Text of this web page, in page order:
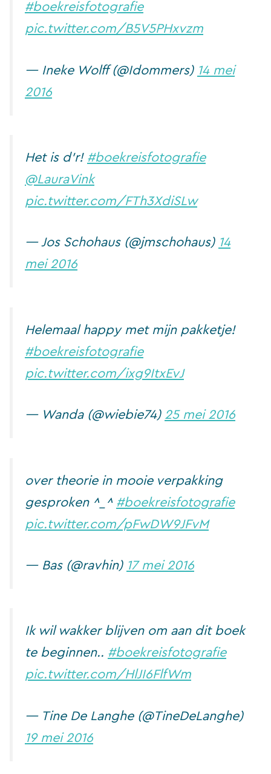
#boekreisfotografie
pic.twitter.com/B5V5PHxvzm
— Ineke Wolff (@Idommers) 14 mei
2016
Het is d’r! #boekreisfotografie
@LauraVink
pic.twitter.com/FTh3XdiSLw
— Jos Schohaus (@jmschohaus) 14
mei 2016
Helemaal happy met mijn pakketje!
#boekreisfotografie
pic.twitter.com/ixg9ItxEvJ
— Wanda (@wiebie74) 25 mei 2016
over theorie in mooie verpakking
gesproken ^_^ #boekreisfotografie
pic.twitter.com/pFwDW9JFvM
— Bas (@ravhin) 17 mei 2016
Ik wil wakker blijven om aan dit boek
te beginnen.. #boekreisfotografie
pic.twitter.com/HlJI6FlfWm
— Tine De Langhe (@TineDeLanghe)
19 mei 2016